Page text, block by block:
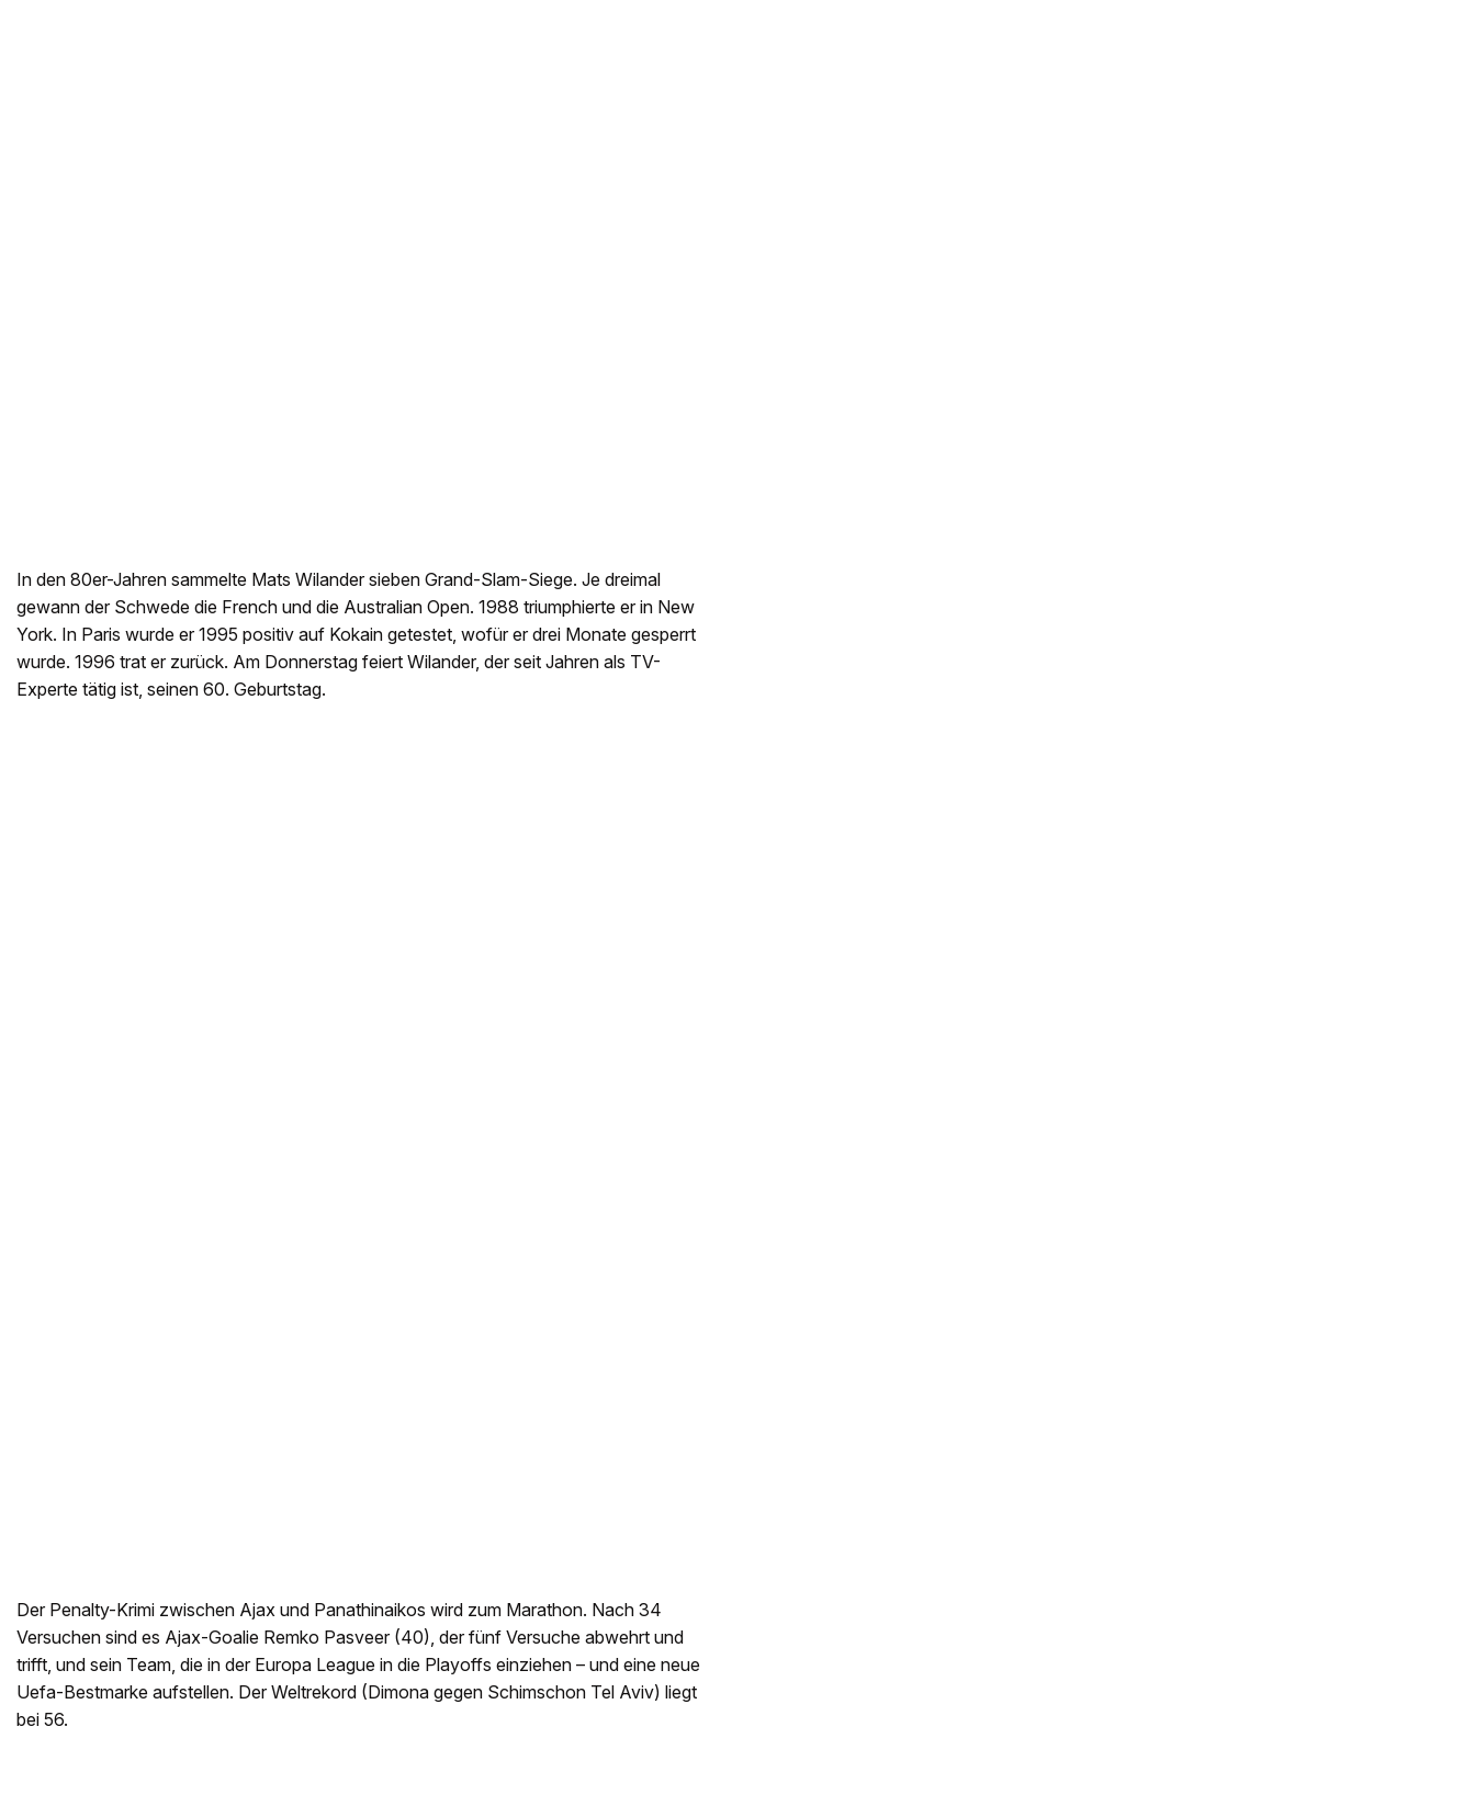
In den 80er-Jahren sammelte Mats Wilander sieben Grand-Slam-Siege. Je dreimal
gewann der Schwede die French und die Australian Open. 1988 triumphierte er in New
York. In Paris wurde er 1995 positiv auf Kokain getestet, wofür er drei Monate gesperrt
wurde. 1996 trat er zurück. Am Donnerstag feiert Wilander, der seit Jahren als TV-
Experte tätig ist, seinen 60. Geburtstag.
Der Penalty-Krimi zwischen Ajax und Panathinaikos wird zum Marathon. Nach 34
Versuchen sind es Ajax-Goalie Remko Pasveer (40), der fünf Versuche abwehrt und
trifft, und sein Team, die in der Europa League in die Playoffs einziehen – und eine neue
Uefa-Bestmarke aufstellen. Der Weltrekord (Dimona gegen Schimschon Tel Aviv) liegt
bei 56.